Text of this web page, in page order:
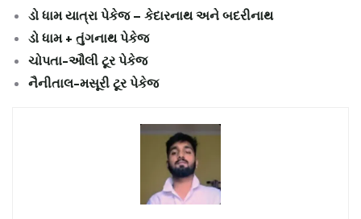
ડો ધામ યાત્રા પેકેજ – કેદારનાથ અને બદરીનાથ
ડો ધામ + તુંગનાથ પેકેજ
ચોપતા-ઔલી ટૂર પેકેજ
નૈનીતાલ-મસૂરી ટૂર પેકેજ